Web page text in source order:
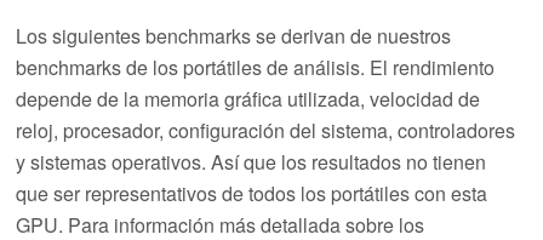
Los siguientes benchmarks se derivan de nuestros
benchmarks de los portátiles de análisis. El rendimiento
depende de la memoria gráfica utilizada, velocidad de
reloj, procesador, configuración del sistema, controladores
y sistemas operativos. Así que los resultados no tienen
que ser representativos de todos los portátiles con esta
GPU. Para información más detallada sobre los